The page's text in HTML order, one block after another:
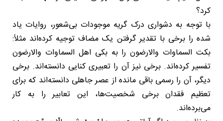
کرد؟
با توجه به دشواری درک گریه موجودات بی‌شعور، روایات یاد
شده را برخی با تقدیر گرفتن یک مضاف توجیه کرده‌اند مثلاً:
بکت السماوات والارضون را به بکی اهل السماوات والارضون
تفسیر کرده‌اند. برخی نیز آن را تعبیری کنایی دانسته‌اند. برخی
دیگر، آن را رسمی باقی مانده از عصر جاهلی دانسته‌اند که برای
تعظیم فقدان برخی شخصیت‌ها، این تعابیر را به کار
می‌برده‌اند.